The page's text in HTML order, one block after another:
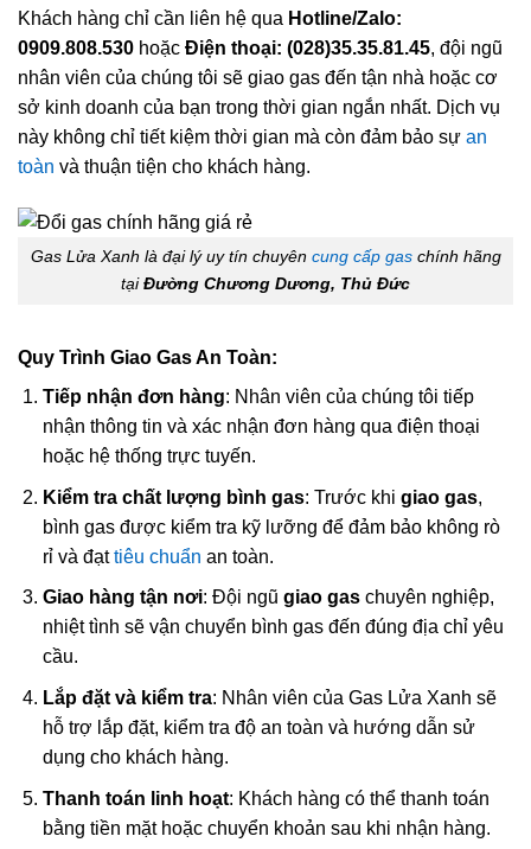
Khách hàng chỉ cần liên hệ qua Hotline/Zalo:
0909.808.530 hoặc Điện thoại: (028)35.35.81.45, đội ngũ
nhân viên của chúng tôi sẽ giao gas đến tận nhà hoặc cơ
sở kinh doanh của bạn trong thời gian ngắn nhất. Dịch vụ
này không chỉ tiết kiệm thời gian mà còn đảm bảo sự an
toàn và thuận tiện cho khách hàng.
Gas Lửa Xanh là đại lý uy tín chuyên cung cấp gaschính hãng
tạiĐường Chương Dương, Thủ Đức
Quy Trình Giao Gas An Toàn:
Tiếp nhận đơn hàng: Nhân viên của chúng tôi tiếp
nhận thông tin và xác nhận đơn hàng qua điện thoại
hoặc hệ thống trực tuyến.
Kiểm tra chất lượng bình gas: Trước khi giao gas,
bình gas được kiểm tra kỹ lưỡng để đảm bảo không rò
rỉ và đạttiêu chuẩn an toàn.
Giao hàng tận nơi: Đội ngũ giao gaschuyên nghiệp,
nhiệt tình sẽ vận chuyển bình gas đến đúng địa chỉ yêu
cầu.
Lắp đặt và kiểm tra: Nhân viên của Gas Lửa Xanh sẽ
hỗ trợ lắp đặt, kiểm tra độ an toàn và hướng dẫn sử
dụng cho khách hàng.
Thanh toán linh hoạt: Khách hàng có thể thanh toán
bằng tiền mặt hoặc chuyển khoản sau khi nhận hàng.